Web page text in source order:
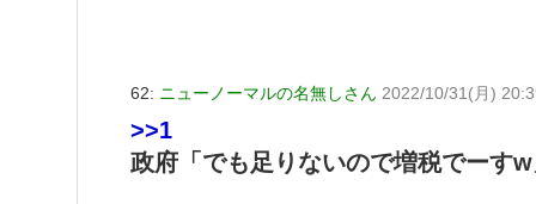
62: ニューノーマルの名無しさん 2022/10/31(月)
>>1
政府「でも足りないので増税でーす